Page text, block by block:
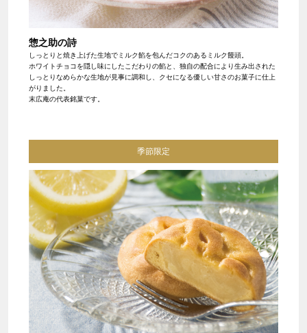
惣之助の詩
しっとりと焼き上げた生地でミルク餡を包んだコクのあるミルク饅頭。
ホワイトチョコを隠し味にしたこだわりの餡と、独自の配合により生み出された
しっとりなめらかな生地が見事に調和し、クセになる優しい甘さのお菓子に仕上
がりました。
末広庵の代表銘菓です。
季節限定